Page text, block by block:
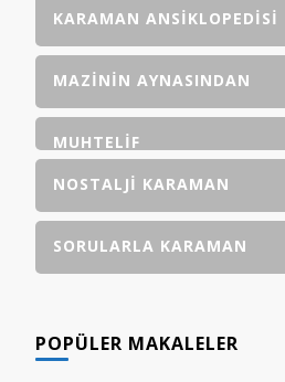
KARAMAN ANSIKLOPEDISI
MAZININ AYNASINDAN
MUHTELIF
NOSTALJI KARAMAN
SORULARLA KARAMAN
POPÜLER MAKALELER